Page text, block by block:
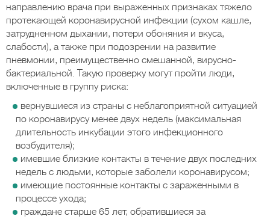
направлению врача при выраженных признаках тяжело
протекающей коронавирусной инфекции (сухом кашле,
затрудненном дыхании, потери обоняния и вкуса,
слабости), а также при подозрении на развитие
пневмонии, преимущественно смешанной, вирусно-
бактериальной. Такую проверку могут пройти люди,
включенные в группу риска:
вернувшиеся из страны с неблагоприятной ситуацией
по коронавирусу менее двух недель (максимальная
длительность инкубации этого инфекционного
возбудителя);
имевшие близкие контакты в течение двух последних
недель с людьми, которые заболели коронавирусом;
имеющие постоянные контакты с зараженными в
процессе ухода;
граждане старше 65 лет, обратившиеся за